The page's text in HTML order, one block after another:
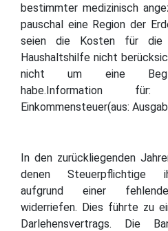
bestimmter medizinisch
pauschal eine Region der
seien die Kosten für die
Haushaltshilfe nicht
nicht um eine
habe.Information
Einkommensteuer(aus:
In den zurückliegenden
denen Steuerpflichtige
aufgrund einer
widerriefen. Dies führte zu
Darlehensvertrags. Die